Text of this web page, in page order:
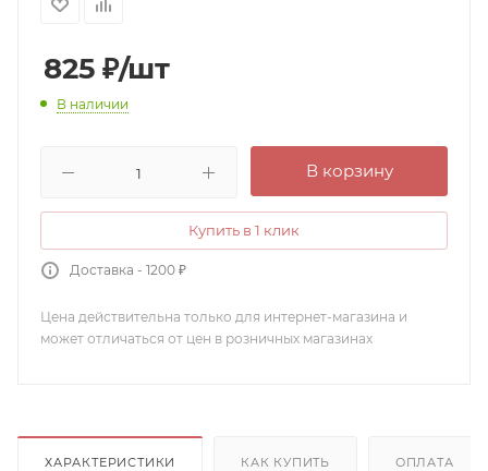
825 ₽/шт
В наличии
В корзину
Купить в 1 клик
Доставка - 1200 ₽
Цена действительна только для интернет-магазина и
может отличаться от цен в розничных магазинах
ХАРАКТЕРИСТИКИ КАК КУПИТЬ ОПЛАТА